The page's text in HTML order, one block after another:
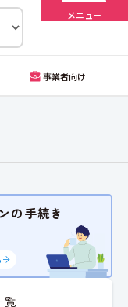
メニュー
事業者向け
の手続き
覧